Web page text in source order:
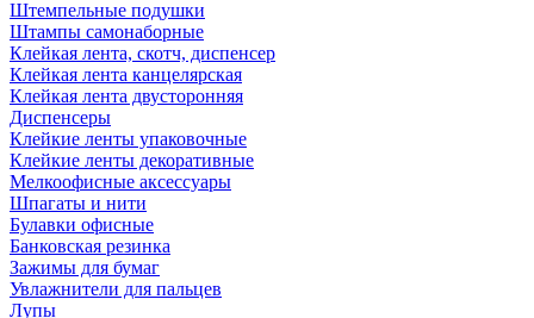
Штемпельные подушки
Штампы самонаборные
Клейкая лента, скотч, диспенсер
Клейкая лента канцелярская
Клейкая лента двусторонняя
Диспенсеры
Клейкие ленты упаковочные
Клейкие ленты декоративные
Мелкоофисные аксессуары
Шпагаты и нити
Булавки офисные
Банковская резинка
Зажимы для бумаг
Увлажнители для пальцев
Лупы